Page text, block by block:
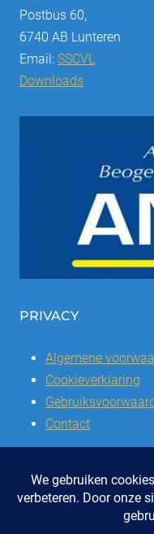
Postbus 60,
6740 AB Lunteren
Email: SSCVL
Downloads
PRIVACY
Algemene
Cookieverklaring
Contact
© 2026 | Stichting SSCVL |